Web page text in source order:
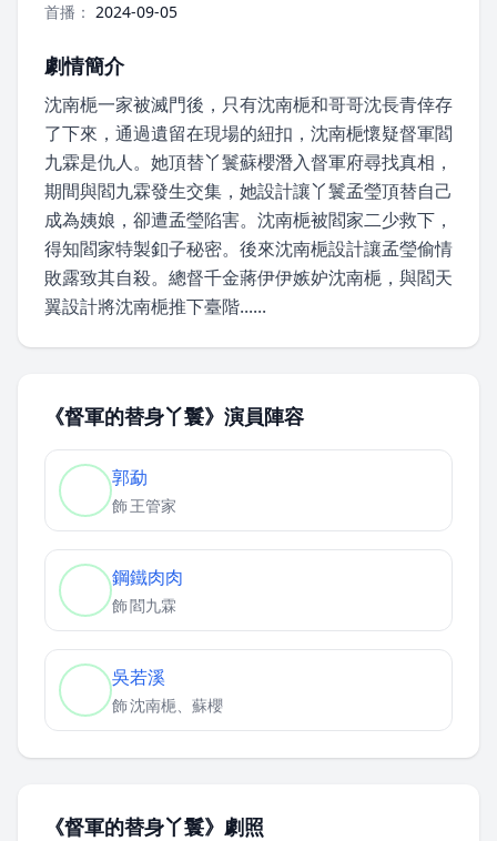
首播： 2024-09-05
劇情簡介
沈南梔一家被滅門後，只有沈南梔和哥哥沈長青倖存
了下來，通過遺留在現場的紐扣，沈南梔懷疑督軍閻
九霖是仇人。她頂替丫鬟蘇櫻潛入督軍府尋找真相，
期間與閻九霖發生交集，她設計讓丫鬟孟瑩頂替自己
成為姨娘，卻遭孟瑩陷害。沈南梔被閻家二少救下，
得知閻家特製釦子秘密。後來沈南梔設計讓孟瑩偷情
敗露致其自殺。總督千金蔣伊伊嫉妒沈南梔，與閻天
翼設計將沈南梔推下臺階......
《督軍的替身丫鬟》演員陣容
郭勐
飾王管家
鋼鐵肉肉
飾閻九霖
吳若溪
飾沈南梔、蘇櫻
《督軍的替身丫鬟》劇照